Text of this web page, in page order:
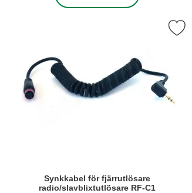
som favorit
Synkkabel för fjärrutlösare
radio/slavblixtutlösare RF-C1
Markera synkkabel för fjärrutlösare radio/